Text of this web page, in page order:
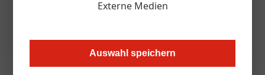
Externe Medien
Auswahl speichern
nur eine schmackhafte Küche, sondern ebenso
kulturelle Highlights sowie regionale